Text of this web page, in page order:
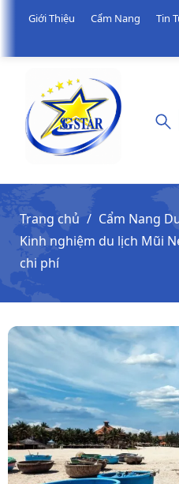
Giới Thiệu Cẩm Nang Tin
Trang chủ
Cẩm Nang
Kinh nghiệm du lịch Mũi
chi phí